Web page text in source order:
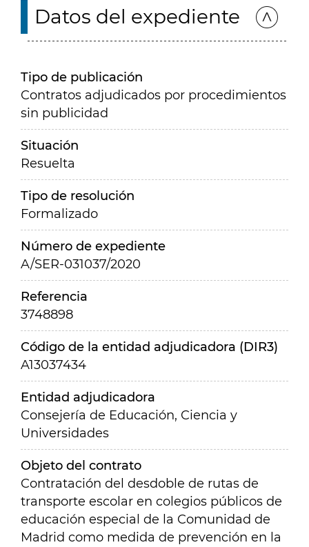
Datos del expediente
Tipo de publicación
Contratos adjudicados por procedimientos
sin publicidad
Situación
Resuelta
Tipo de resolución
Formalizado
Número de expediente
A/SER-031037/2020
Referencia
3748898
Código de la entidad adjudicadora (DIR3)
A13037434
Entidad adjudicadora
Consejería de Educación, Ciencia y
Universidades
Objeto del contrato
Contratación del desdoble de rutas de
transporte escolar en colegios públicos de
educación especial de la Comunidad de
Madrid como medida de prevención en la